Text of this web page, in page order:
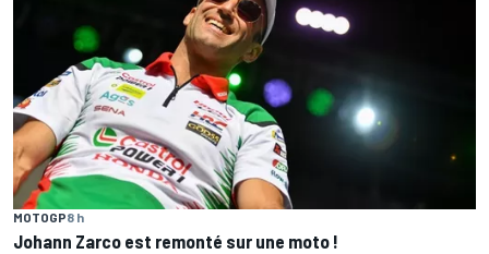
MOTOGP8 h
Johann Zarco est remonté sur une moto !